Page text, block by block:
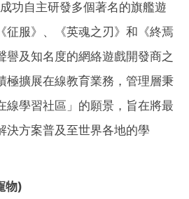
功自主研發多個著名的旗艦遊
征服》、《英魂之刃》和《終焉
譽及知名度的網絡遊戲開發商之
極擴展在線教育業務，管理層秉
線學習社區」的願景，旨在將最
決方案普及至世界各地的學
物)